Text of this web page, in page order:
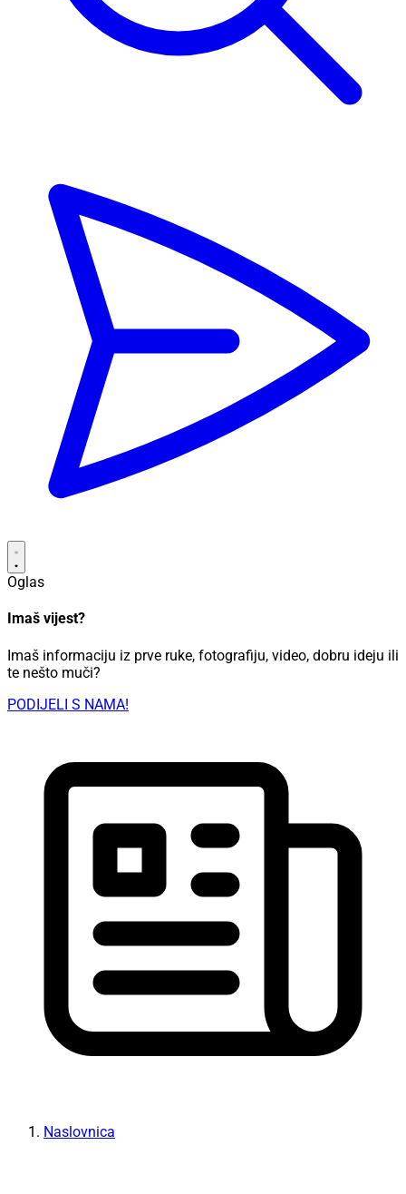
Oglas
Imaš vijest?
Imaš informaciju iz prve ruke, fotografiju, video, dobru ideju ili
te nešto muči?
PODIJELI S NAMA!
Naslovnica